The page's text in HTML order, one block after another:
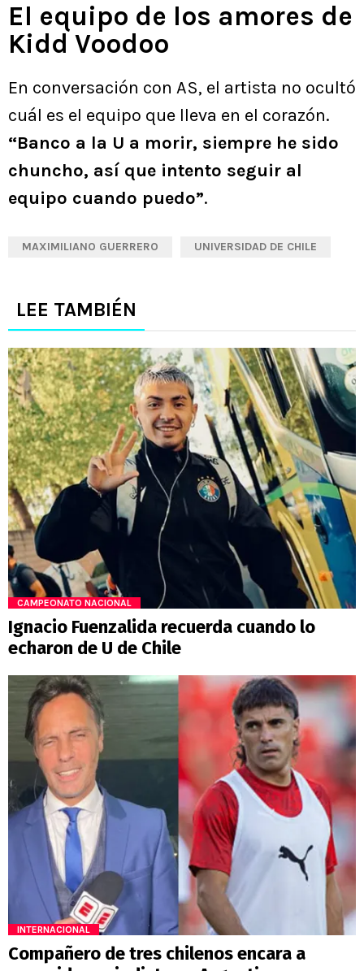
El equipo de los amores de
Kidd Voodoo
En conversación con AS, el artista no ocultó
cuál es el equipo que lleva en el corazón.
“Banco a la U a morir, siempre he sido
chuncho, así que intento seguir al
equipo cuando puedo”.
MAXIMILIANO GUERRERO UNIVERSIDAD DE CHILE
LEE TAMBIÉN
CAMPEONATO NACIONAL
Ignacio Fuenzalida recuerda cuando lo
echaron de U de Chile
INTERNACIONAL
Compañero de tres chilenos encara a